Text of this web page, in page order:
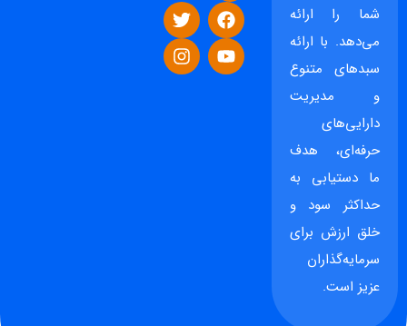
شما را ارائه
می‌دهد. با ارائه
سبدهای متنوع
و مدیریت
دارایی‌های
حرفه‌ای، هدف
ما دستیابی به
حداکثر سود و
خلق ارزش برای
سرمایه‌گذاران
عزیز است.